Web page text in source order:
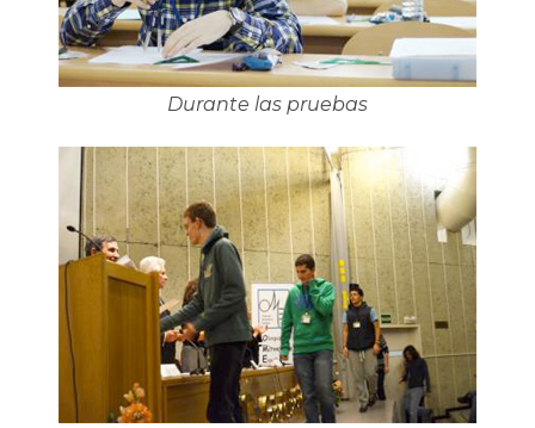
Durante las pruebas